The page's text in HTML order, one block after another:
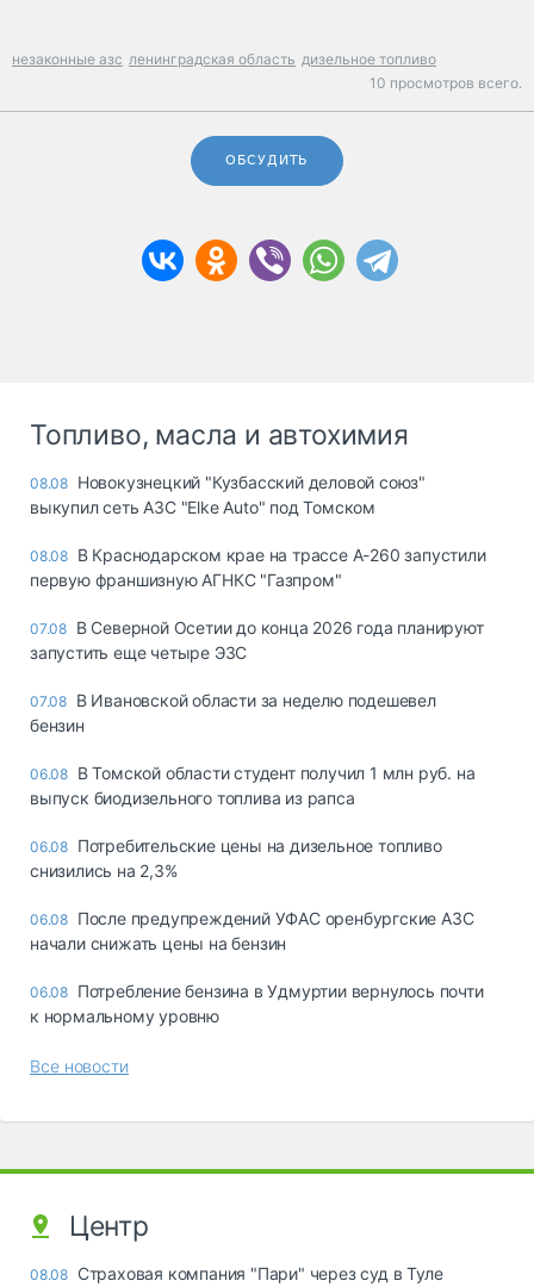
незаконные азс ленинградская область дизельное топливо
10 просмотров всего.
ОБСУДИТЬ
Топливо, масла и автохимия
08.08 Новокузнецкий "Кузбасский деловой союз"
выкупил сеть АЗС "Elke Auto" под Томском
08.08 В Краснодарском крае на трассе А-260 запустили
первую франшизную АГНКС "Газпром"
07.08 В Северной Осетии до конца 2026 года планируют
запустить еще четыре ЭЗС
07.08 В Ивановской области за неделю подешевел
бензин
06.08 В Томской области студент получил 1 млн руб. на
выпуск биодизельного топлива из рапса
06.08 Потребительские цены на дизельное топливо
снизились на 2,3%
06.08 После предупреждений УФАС оренбургские АЗС
начали снижать цены на бензин
06.08 Потребление бензина в Удмуртии вернулось почти
к нормальному уровню
Все новости
Центр
08.08 Страховая компания "Пари" через суд в Туле